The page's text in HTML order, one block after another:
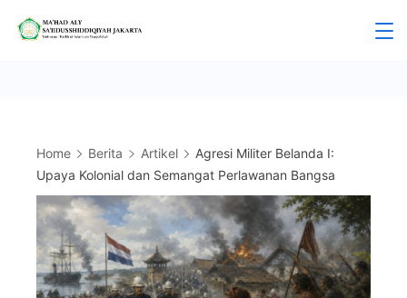
Skip
Home Berita Artikel
Agresi Militer Belanda I:
Upaya Kolonial dan Semangat Perlawanan Bangsa